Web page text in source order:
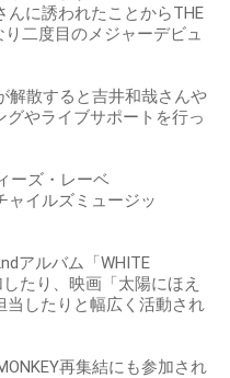
んに誘われたことからTHE
り二度目のメジャーデビュ
解散すると吉井和哉さんや
やライブサポートを行っ
ーズ・レーベ
ャイルズミュージッ
アルバム「WHITE
たり、映画「太陽にほえ
当したりと幅広く活動され
再集結にも参加され